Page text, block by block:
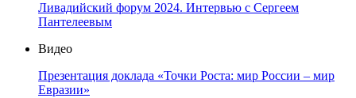
Ливадийский форум 2024. Интервью с Сергеем
Пантелеевым
Видео
Презентация доклада «Точки Роста: мир России – мир
Евразии»